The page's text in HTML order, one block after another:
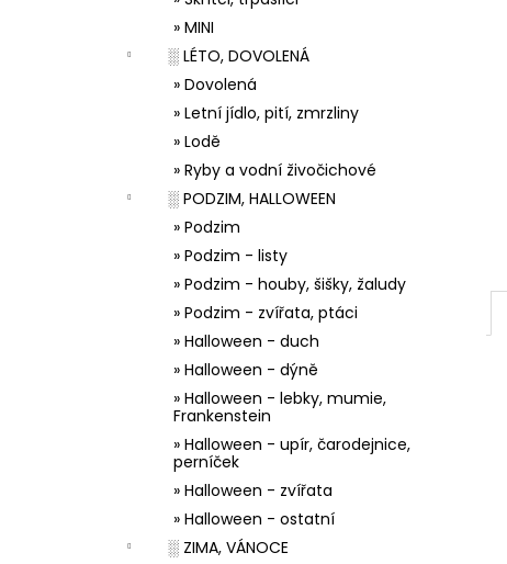
» MINI
░ LÉTO, DOVOLENÁ
» Dovolená
» Letní jídlo, pití, zmrzliny
» Lodě
» Ryby a vodní živočichové
░ PODZIM, HALLOWEEN
» Podzim
» Podzim - listy
» Podzim - houby, šišky, žaludy
» Podzim - zvířata, ptáci
» Halloween - duch
» Halloween - dýně
» Halloween - lebky, mumie,
Frankenstein
» Halloween - upír, čarodejnice,
perníček
» Halloween - zvířata
» Halloween - ostatní
░ ZIMA, VÁNOCE
33001 ZDOBÍCÍ SÁČEK